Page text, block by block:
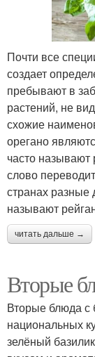
Почти все
создает
пребывают в
растений, не
схожие
орегано
часто называют
слово
странах разные
называют
читать дальше →
Вторые
Вторые блюда с
национальных
зелёный